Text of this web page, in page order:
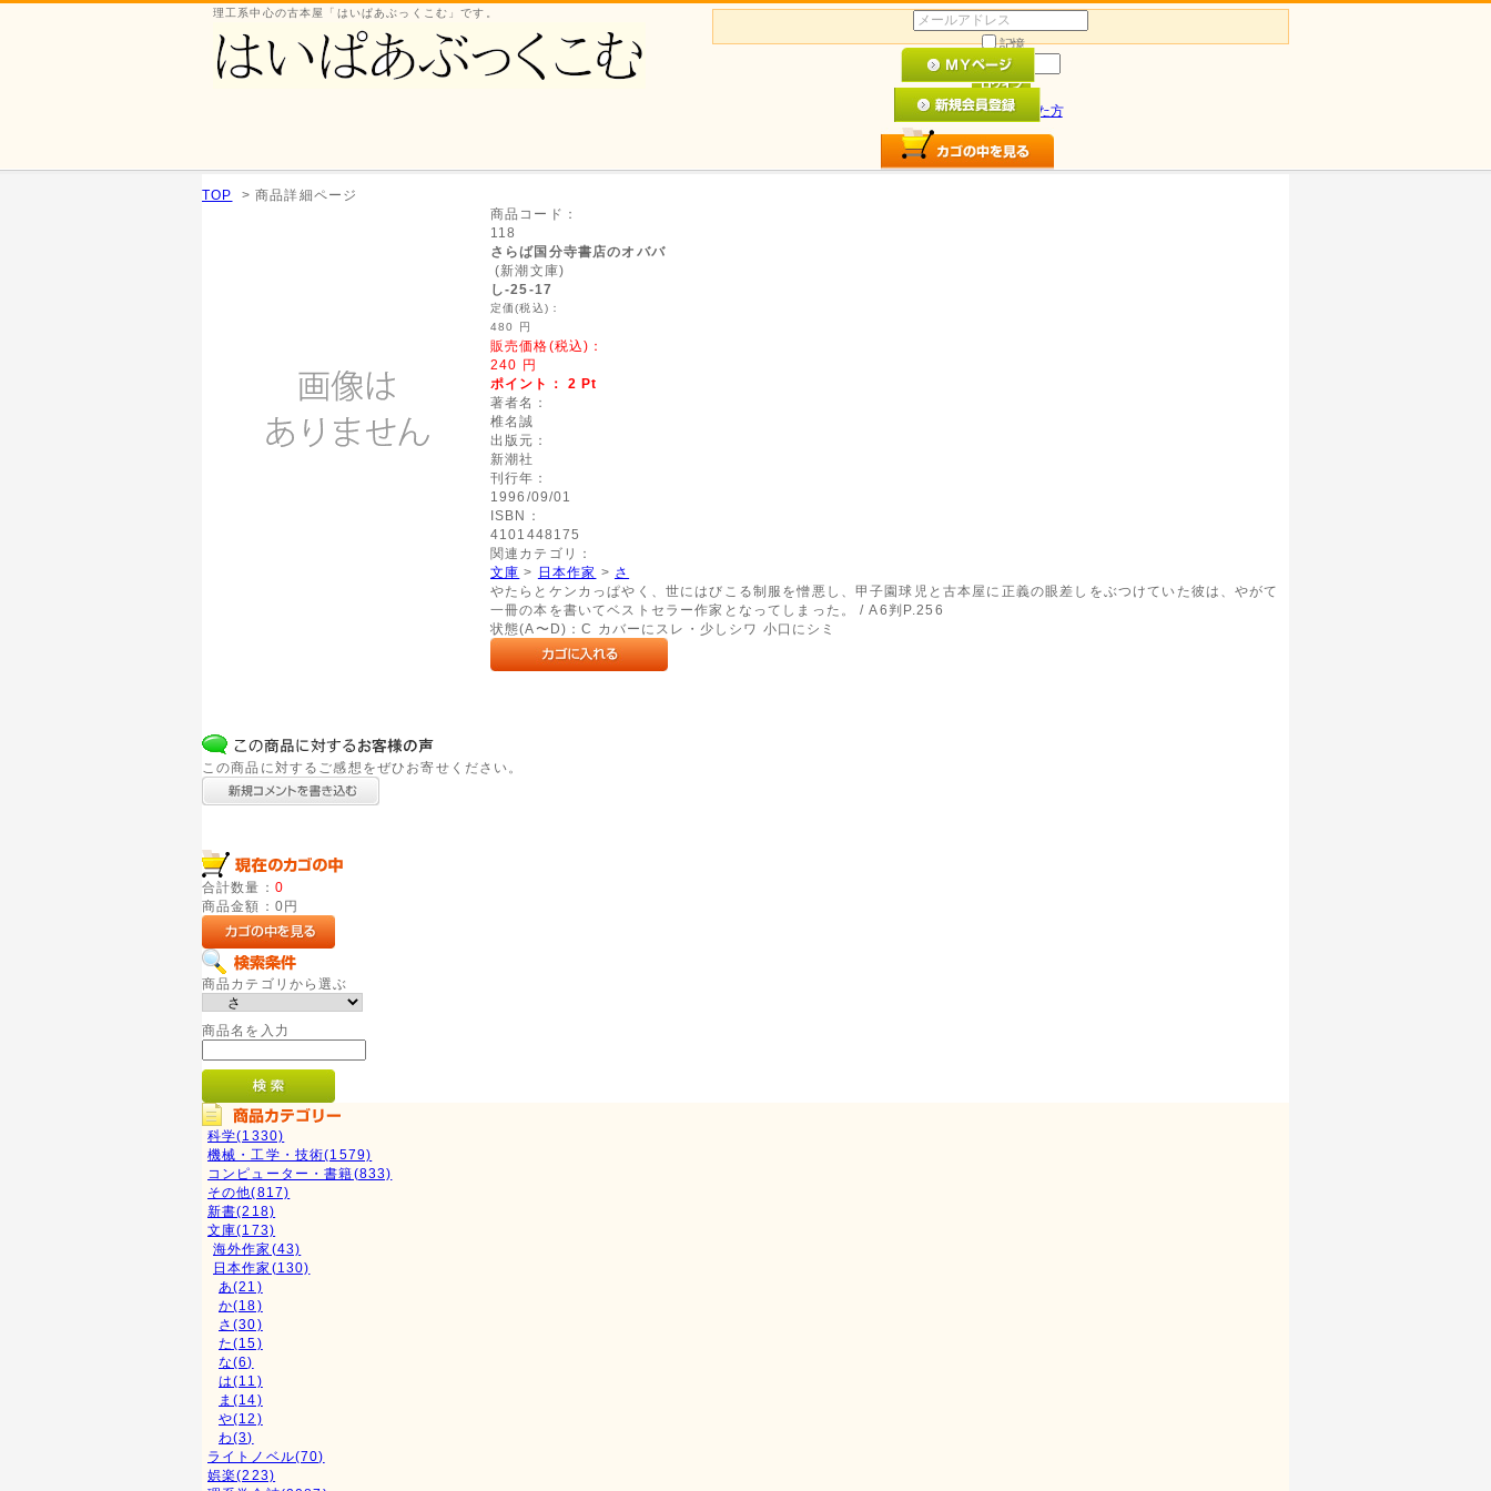
理工系中心の古本屋「はいぱあぶっくこむ」です。
記憶
パスワードを忘れた方
TOP
> 商品詳細ページ
商品コード：
118
さらば国分寺書店のオババ
(新潮文庫)
し-25-17
定価(税込)：
480
円
販売価格(税込)：
240 円
ポイント： 2 Pt
著者名：
椎名誠
出版元：
新潮社
刊行年：
1996/09/01
ISBN：
4101448175
関連カテゴリ：
文庫 > 日本作家 > さ
やたらとケンカっぱやく、世にはびこる制服を憎悪し、甲子園球児と古本屋に正義の眼差しをぶつけていた彼は、やがて
一冊の本を書いてベストセラー作家となってしまった。 / A6判P.256
状態(A〜D)：C カバーにスレ・少しシワ 小口にシミ
この商品に対するご感想をぜひお寄せください。
合計数量： 0
商品金額： 0円
商品カテゴリから選ぶ
商品名を入力
科学(1330)
機械・工学・技術(1579)
コンピューター・書籍(833)
その他(817)
新書(218)
文庫(173)
海外作家(43)
日本作家(130)
あ(21)
か(18)
さ(30)
た(15)
な(6)
は(11)
ま(14)
や(12)
わ(3)
ライトノベル(70)
娯楽(223)